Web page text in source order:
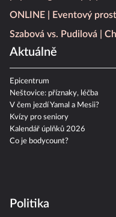
ONLINE
Eventový
Szabová vs. Pudilová
Aktuálně
Epicentrum
Neštovice: příznaky, léčba
V čem jezdí Yamal a Mesii?
Kvízy pro seniory
Kalendář úplňků 2026
Co je bodycount?
Politika